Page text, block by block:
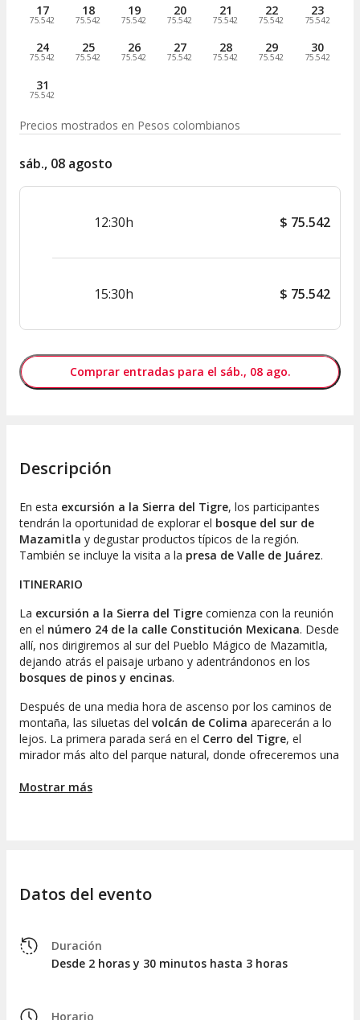
17
75.542
18
75.542
19
75.542
20
75.542
21
75.542
22
75.542
23
75.542
24
75.542
25
75.542
26
75.542
27
75.542
28
75.542
29
75.542
30
75.542
31
75.542
Precios mostrados en Pesos colombianos
sáb., 08 agosto
12:30h $ 75.542
15:30h $ 75.542
Comprar entradas para el sáb., 08 ago.
Descripción
En esta excursión a la Sierra del Tigre, los participantes
tendrán la oportunidad de explorar el bosque del sur de
Mazamitla y degustar productos típicos de la región.
También se incluye la visita a la presa de Valle de Juárez.
ITINERARIO
La excursión a la Sierra del Tigre comienza con la reunión
en el número 24 de la calle Constitución Mexicana. Desde
allí, nos dirigiremos al sur del Pueblo Mágico de Mazamitla,
dejando atrás el paisaje urbano y adentrándonos en los
bosques de pinos y encinas.
Después de una media hora de ascenso por los caminos de
montaña, las siluetas del volcán de Colima aparecerán a lo
lejos. La primera parada será en el Cerro del Tigre, el
mirador más alto del parque natural, donde ofreceremos una
aproximadamente 10 minutos.
locales como el
frutas. La degustación de estos productos será un
momento destacado de la visita.
Mostrar más
Datos del evento
Duración
Desde 2 horas y 30 minutos hasta 3 horas
Horario